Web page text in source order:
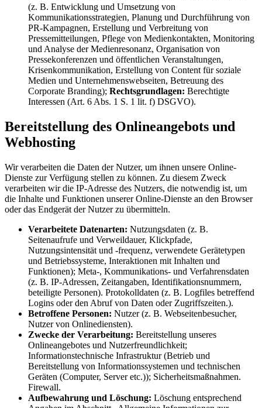
(z. B. Entwicklung und Umsetzung von
Kommunikationsstrategien, Planung und Durchführung von
PR-Kampagnen, Erstellung und Verbreitung von
Pressemitteilungen, Pflege von Medienkontakten, Monitoring
und Analyse der Medienresonanz, Organisation von
Pressekonferenzen und öffentlichen Veranstaltungen,
Krisenkommunikation, Erstellung von Content für soziale
Medien und Unternehmenswebseiten, Betreuung des
Corporate Branding); Rechtsgrundlagen: Berechtigte
Interessen (Art. 6 Abs. 1 S. 1 lit. f) DSGVO).
Bereitstellung des Onlineangebots und
Webhosting
Wir verarbeiten die Daten der Nutzer, um ihnen unsere Online-
Dienste zur Verfügung stellen zu können. Zu diesem Zweck
verarbeiten wir die IP-Adresse des Nutzers, die notwendig ist, um
die Inhalte und Funktionen unserer Online-Dienste an den Browser
oder das Endgerät der Nutzer zu übermitteln.
Verarbeitete Datenarten: Nutzungsdaten (z. B.
Seitenaufrufe und Verweildauer, Klickpfade,
Nutzungsintensität und -frequenz, verwendete Gerätetypen
und Betriebssysteme, Interaktionen mit Inhalten und
Funktionen); Meta-, Kommunikations- und Verfahrensdaten
(z. B. IP-Adressen, Zeitangaben, Identifikationsnummern,
beteiligte Personen). Protokolldaten (z. B. Logfiles betreffend
Logins oder den Abruf von Daten oder Zugriffszeiten.).
Betroffene Personen: Nutzer (z. B. Webseitenbesucher,
Nutzer von Onlinediensten).
Zwecke der Verarbeitung: Bereitstellung unseres
Onlineangebotes und Nutzerfreundlichkeit;
Informationstechnische Infrastruktur (Betrieb und
Bereitstellung von Informationssystemen und technischen
Geräten (Computer, Server etc.)); Sicherheitsmaßnahmen.
Firewall.
Aufbewahrung und Löschung: Löschung entsprechend